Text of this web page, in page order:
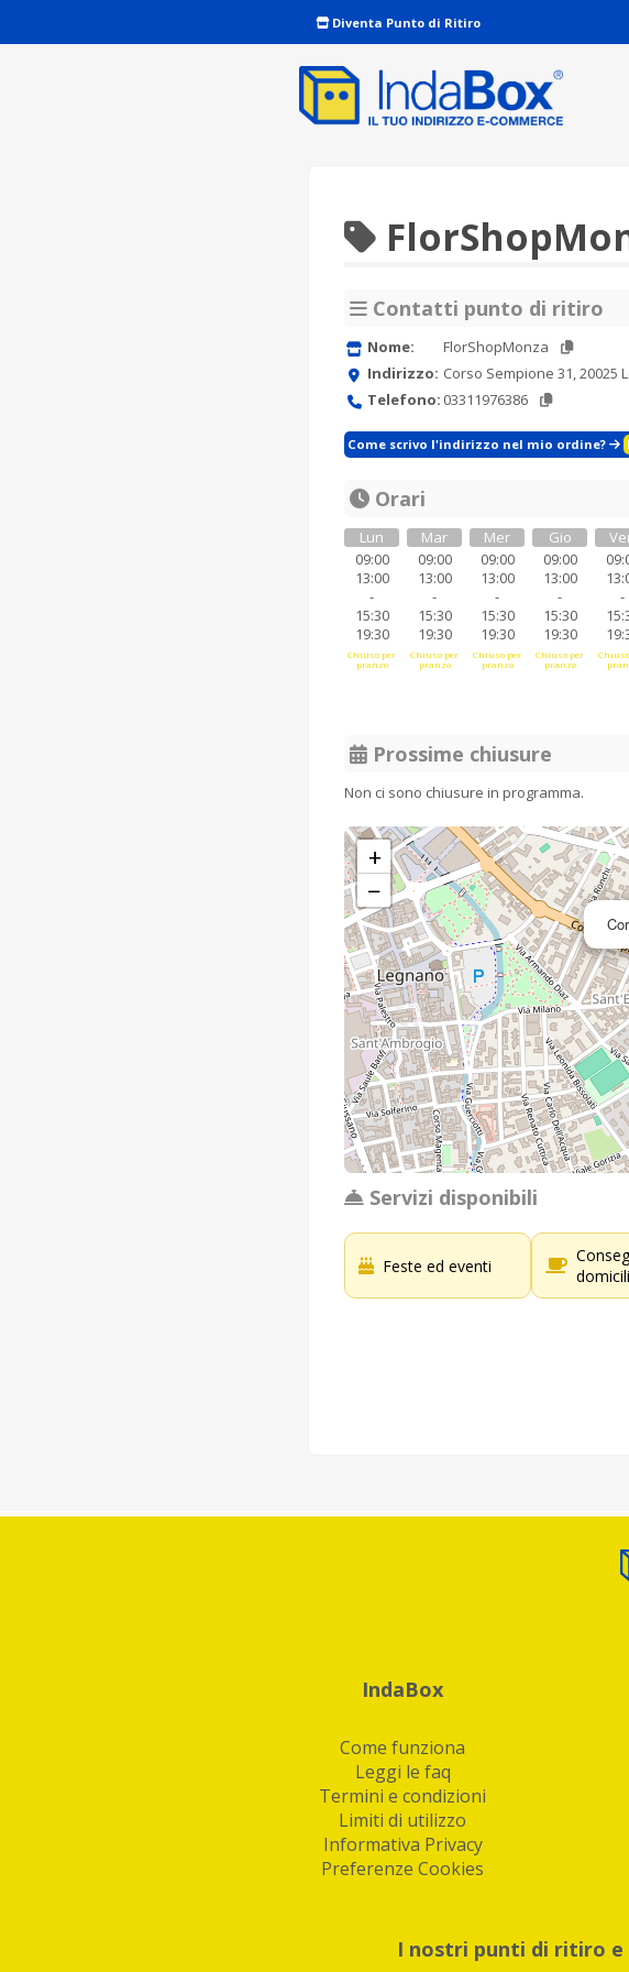
Diventa Punto di Ritiro
Contatti punto di ritiro
Nome:
FlorShopMonza
Indirizzo: Corso Sempione 31, 20025
Telefono: 03311976386
Come scrivo l'indirizzo nel mio ordine?
Orari
Lun
09:00
13:00
-
15:30
19:30
Chiuso per
pranzo
Mar
09:00
13:00
-
15:30
19:30
Chiuso per
pranzo
Mer
09:00
13:00
-
15:30
19:30
Chiuso per
pranzo
Gio
09:00
13:00
-
15:30
19:30
Chiuso per
pranzo
-
Prossime chiusure
Non ci sono chiusure in programma.
+
−
Servizi disponibili
Feste ed eventi
IndaBox
Come funziona
Leggi le faq
Termini e condizioni
Limiti di utilizzo
Informativa Privacy
Preferenze Cookies
I nostri punti di ritiro e